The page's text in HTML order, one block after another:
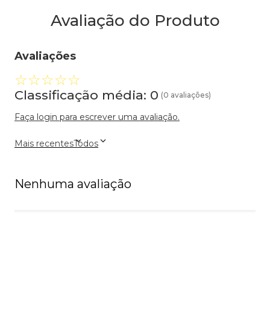
Avaliação do Produto
Avaliações
☆☆☆☆☆
Classificação média: 0 (0 avaliações)
Faça login para escrever uma avaliação.
Mais recentesTodos
Nenhuma avaliação